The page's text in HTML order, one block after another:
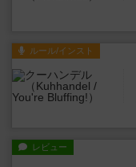
ルール/インスト
レビュー